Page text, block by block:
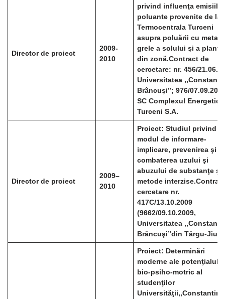
Director de proiect
2009-
2010
privind influenţa emisiilor
poluante provenite de la
Termocentrala Turceni
asupra poluării cu metale
grele a solului şi a
din zonă.Contract de
cercetare: nr. 456/
Universitatea
Brâncuşi”; 976/
SC Complexul Energetic
Turceni S.A.
Director de proiect
2009–
2010
Proiect: Studiul privind
modul de informare-
implicare, prevenirea şi
combaterea uzului şi
abuzului de substanţe şi
metode interzise.
cercetare nr.
417C/13.10.2009
(9662/09.10.2009,
Universitatea
Brâncuşi”din Târgu-Jiu
Proiect: Determinări
moderne ale potenţialului
bio-psiho-motric al
studenţilor
Universităţii,,Constantin